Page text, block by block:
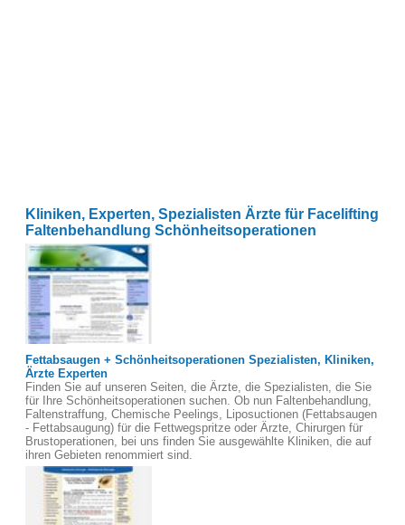
Kliniken, Experten, Spezialisten Ärzte für Facelifting
Faltenbehandlung Schönheitsoperationen
Fettabsaugen + Schönheitsoperationen Spezialisten, Kliniken,
Ärzte Experten
Finden Sie auf unseren Seiten, die Ärzte, die Spezialisten, die Sie
für Ihre Schönheitsoperationen suchen. Ob nun Faltenbehandlung,
Faltenstraffung, Chemische Peelings, Liposuctionen (Fettabsaugen
- Fettabsaugung) für die Fettwegspritze oder Ärzte, Chirurgen für
Brustoperationen, bei uns finden Sie ausgewählte Kliniken, die auf
ihren Gebieten renommiert sind.